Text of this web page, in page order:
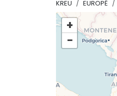
KREU EUROPË
+
−